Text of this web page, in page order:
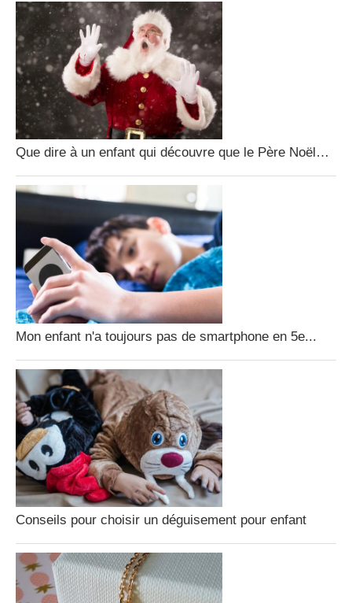
Que dire à un enfant qui découvre que le Père Noël…
Mon enfant n'a toujours pas de smartphone en 5e...
Conseils pour choisir un déguisement pour enfant